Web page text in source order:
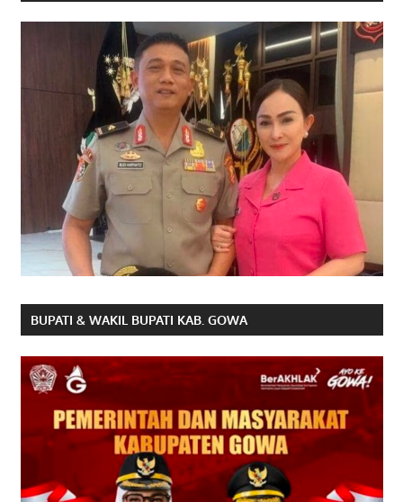
BUPATI & WAKIL BUPATI KAB. GOWA